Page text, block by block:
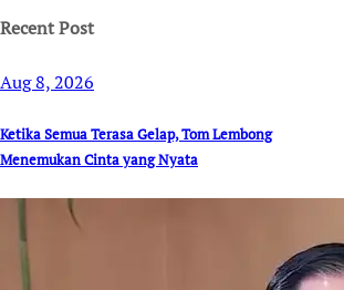
Recent Post
Aug 8, 2026
Ketika Semua Terasa Gelap, Tom Lembong
Menemukan Cinta yang Nyata